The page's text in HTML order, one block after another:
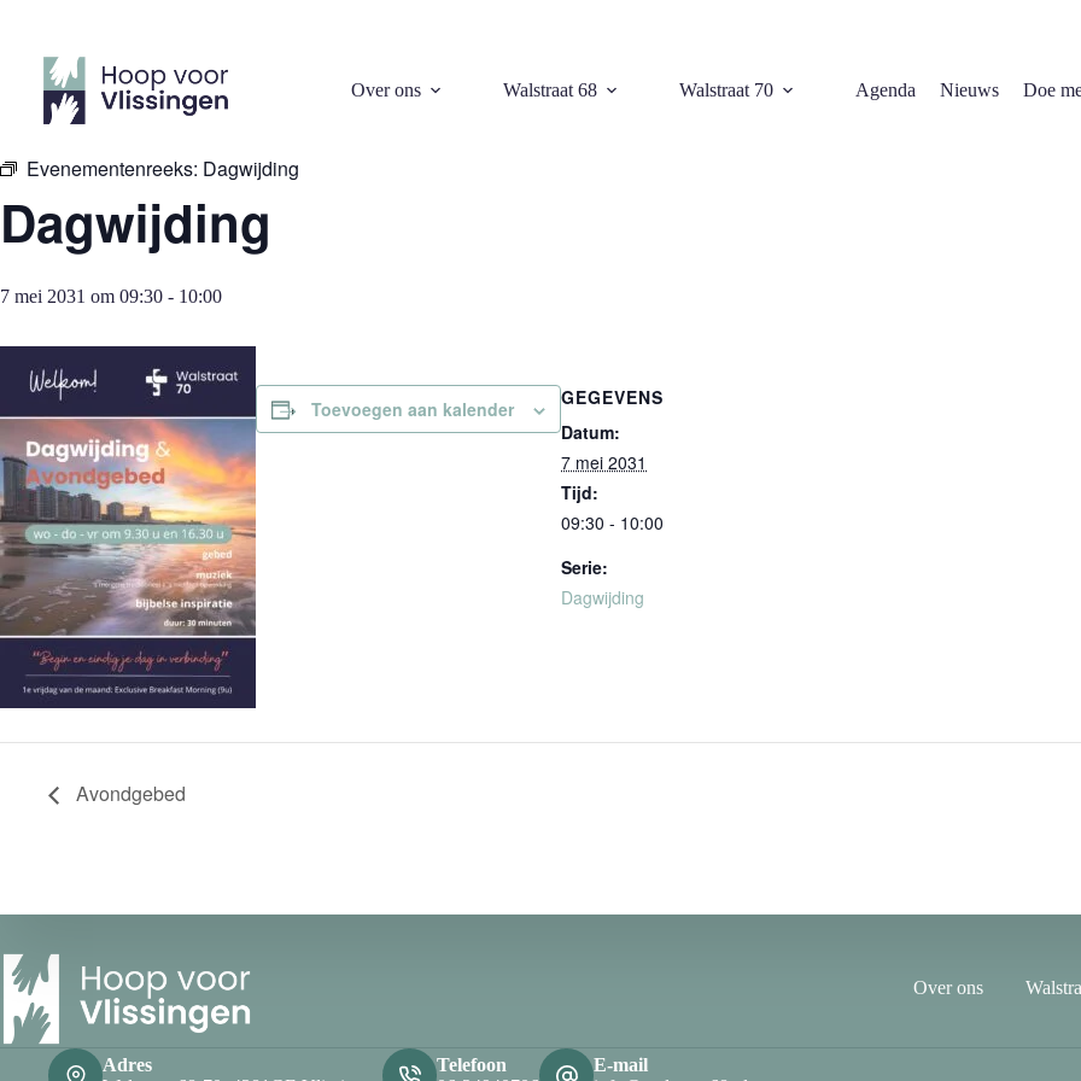
inhoud
Over ons Walstraat 68 Walstraat 70 Agenda Nieuws Doe
« Alle Evenementen
Evenementenreeks: Dagwijding
Dagwijding
7 mei 2031 om 09:30 - 10:00
Toevoegen aan kalender
GEGEVENS
Datum:
7 mei 2031
Tijd:
09:30 - 10:00
Serie:
Dagwijding
Avondgebed
Over ons
Adres
Telefoon
E-mail